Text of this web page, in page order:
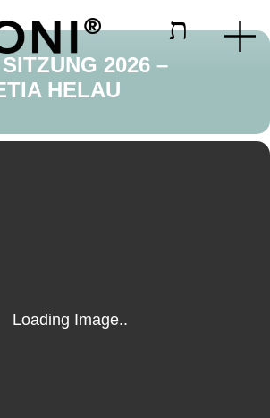
2026 –
HELAU